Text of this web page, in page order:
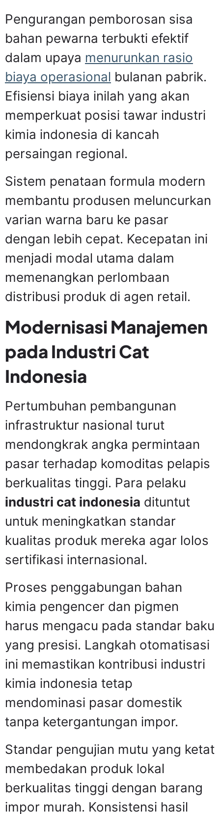
Pengurangan pemborosan sisa
bahan pewarna terbukti efektif
dalam upaya menurunkan rasio
biaya operasional bulanan pabrik.
Efisiensi biaya inilah yang akan
memperkuat posisi tawar industri
kimia indonesia di kancah
persaingan regional.
Sistem penataan formula modern
membantu produsen meluncurkan
varian warna baru ke pasar
dengan lebih cepat. Kecepatan ini
menjadi modal utama dalam
memenangkan perlombaan
distribusi produk di agen retail.
Modernisasi Manajemen
pada Industri Cat
Indonesia
Pertumbuhan pembangunan
infrastruktur nasional turut
mendongkrak angka permintaan
pasar terhadap komoditas pelapis
berkualitas tinggi. Para pelaku
industri cat indonesia dituntut
untuk meningkatkan standar
kualitas produk mereka agar lolos
sertifikasi internasional.
Proses penggabungan bahan
kimia pengencer dan pigmen
harus mengacu pada standar baku
yang presisi. Langkah otomatisasi
ini memastikan kontribusi industri
kimia indonesia tetap
mendominasi pasar domestik
tanpa ketergantungan impor.
Standar pengujian mutu yang ketat
membedakan produk lokal
berkualitas tinggi dengan barang
impor murah. Konsistensi hasil